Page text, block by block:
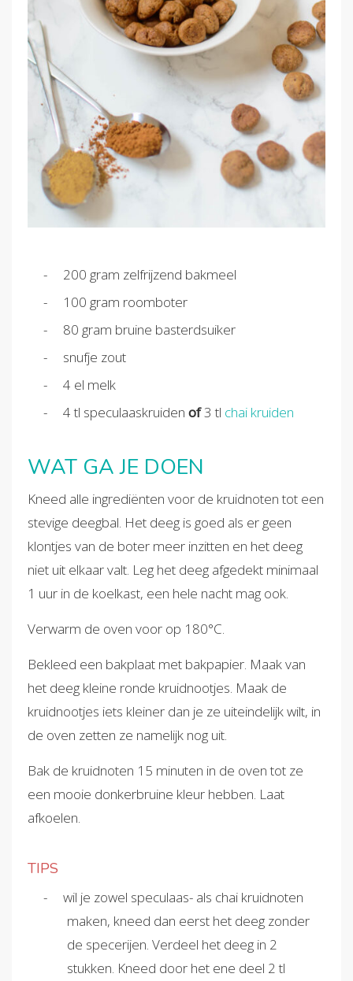
200 gram zelfrijzend bakmeel
100 gram roomboter
80 gram bruine basterdsuiker
snufje zout
4 el melk
4 tl speculaaskruiden of3 tl chai kruiden
WAT GA JE DOEN
Kneed alle ingrediënten voor de kruidnoten tot een
stevige deegbal. Het deeg is goed als er geen
klontjes van de boter meer inzitten en het deeg
niet uit elkaar valt. Leg het deeg afgedekt minimaal
1 uur in de koelkast, een hele nacht mag ook.
Verwarm de oven voor op 180°C.
Bekleed een bakplaat met bakpapier. Maak van
het deeg kleine ronde kruidnootjes. Maak de
kruidnootjes iets kleiner dan je ze uiteindelijk wilt, in
de oven zetten ze namelijk nog uit.
Bak de kruidnoten 15 minuten in de oven tot ze
een mooie donkerbruine kleur hebben. Laat
afkoelen.
TIPS
wil je zowel speculaas- als chai kruidnoten
maken, kneed dan eerst het deeg zonder
de specerijen. Verdeel het deeg in 2
stukken. Kneed door het ene deel 2 tl